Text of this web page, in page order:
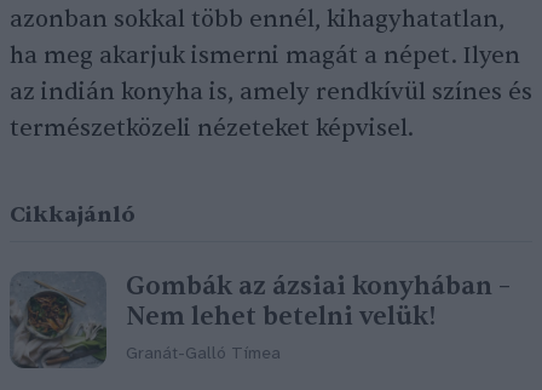
azonban sokkal több ennél, kihagyhatatlan,
ha meg akarjuk ismerni magát a népet. Ilyen
az indián konyha is, amely rendkívül színes és
természetközeli nézeteket képvisel.
Cikkajánló
Gombák az ázsiai konyhában –
Nem lehet betelni velük!
Granát-Galló Tímea